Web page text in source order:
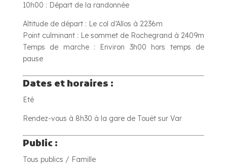
10h00 : Départ de la randonnée
Altitude de départ : Le col d’Allos à 2236m
Point culminant : Le sommet de Rochegrand à 2409m
Temps de marche : Environ 3h00 hors temps de
pause
Dates et horaires :
Eté
Rendez-vous à 8h30 à la gare de Touët sur Var
Public :
Tous publics / Famille